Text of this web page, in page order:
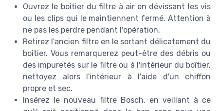
Ouvrez le boîtier du filtre à air en dévissant les vis
ou les clips qui le maintiennent fermé. Attention à
ne pas les perdre pendant l'opération.
Retirez l'ancien filtre en le sortant délicatement du
boîtier. Vous remarquerez peut-être des débris ou
des impuretés sur le filtre ou à l'intérieur du boîtier,
nettoyez alors l'intérieur à l'aide d'un chiffon
propre et sec.
Insérez le nouveau filtre Bosch, en veillant à ce